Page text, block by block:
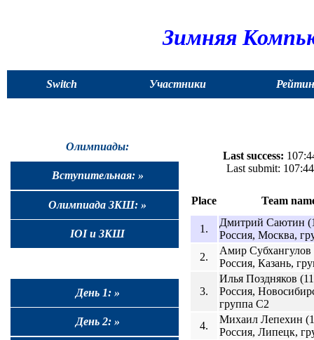
Зимняя
Switch
Участники
Олимпиады:
Вступительная: »
Олимпиада ЗКШ: »
IOI и ЗКШ
День 1: »
День 2: »
Last success:
Last submit:
Place Team
1.
Дмитрий Саютин
Россия, Москва,
2.
Амир Субхангулов
Россия, Казань,
3.
Илья Поздняков
Россия,
группа C2
4.
Михаил Лепехин
Россия, Липецк,